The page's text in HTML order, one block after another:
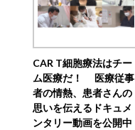
CAR T細胞療法はチー
ム医療だ！ 医療従事
者の情熱、患者さんの
思いを伝えるドキュメ
ンタリー動画を公開中